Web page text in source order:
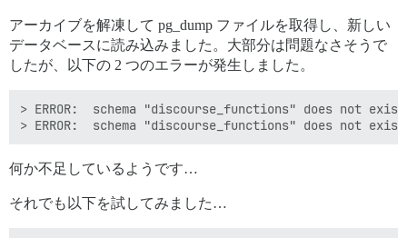
アーカイブを解凍して pg_dump ファイルを取得し、新しい
データベースに読み込みました。大部分は問題なさそうで
したが、以下の 2 つのエラーが発生しました。
> ERROR:  schema "discourse_functions" does not exist
何か不足しているようです…
それでも以下を試してみました…